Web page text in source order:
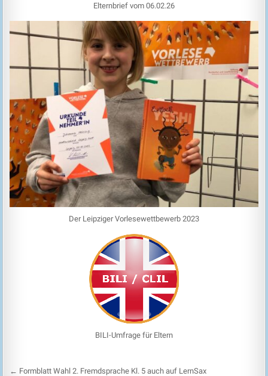
Elternbrief vom 06.02.26
Der Leipziger Vorlesewettbewerb 2023
BILI-Umfrage für Eltern
← Formblatt Wahl 2. Fremdsprache Kl. 5 auch auf LernSax